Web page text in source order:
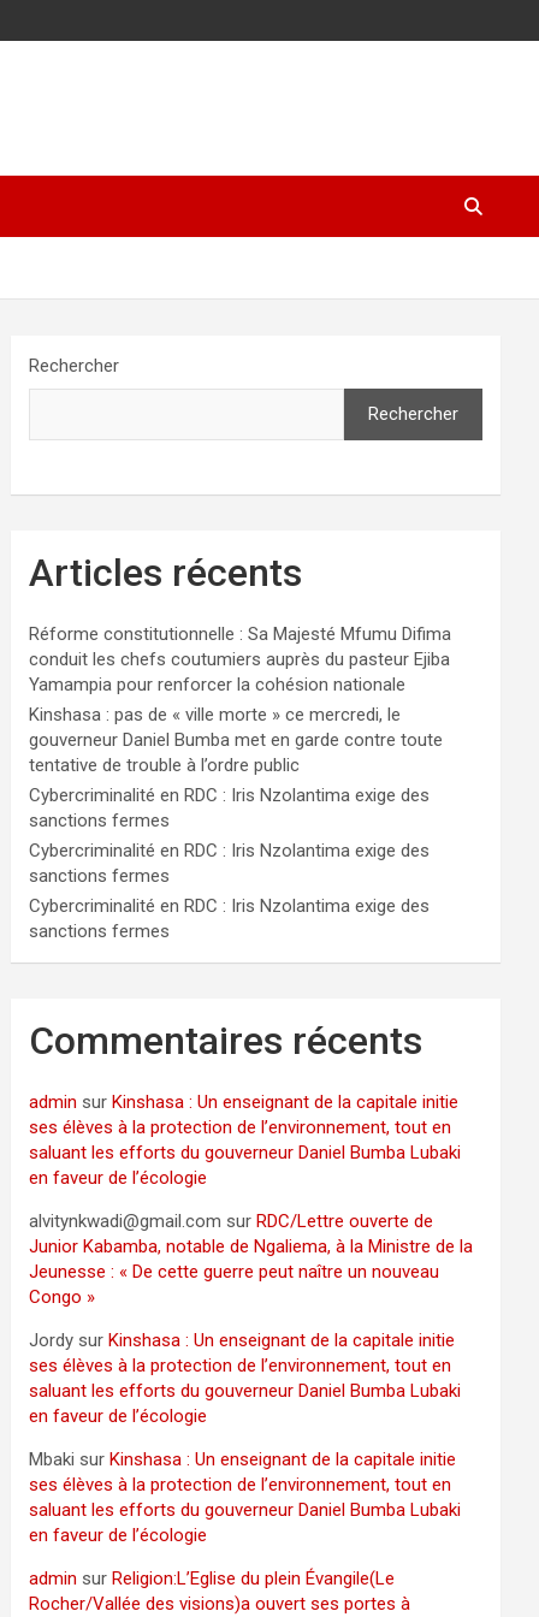
Rechercher
Rechercher
Articles récents
Réforme constitutionnelle : Sa Majesté Mfumu Difima
conduit les chefs coutumiers auprès du pasteur Ejiba
Yamampia pour renforcer la cohésion nationale
Kinshasa : pas de « ville morte » ce mercredi, le
gouverneur Daniel Bumba met en garde contre toute
tentative de trouble à l’ordre public
Cybercriminalité en RDC : Iris Nzolantima exige des
sanctions fermes
Cybercriminalité en RDC : Iris Nzolantima exige des
sanctions fermes
Cybercriminalité en RDC : Iris Nzolantima exige des
sanctions fermes
Commentaires récents
admin surKinshasa : Un enseignant de la capitale initie
ses élèves à la protection de l’environnement, tout en
saluant les efforts du gouverneur Daniel Bumba Lubaki
en faveur de l’écologie
alvitynkwadi@gmail.com surRDC/Lettre ouverte de
Junior Kabamba, notable de Ngaliema, à la Ministre de la
Jeunesse : « De cette guerre peut naître un nouveau
Congo »
Jordy surKinshasa : Un enseignant de la capitale initie
ses élèves à la protection de l’environnement, tout en
saluant les efforts du gouverneur Daniel Bumba Lubaki
en faveur de l’écologie
Mbaki surKinshasa : Un enseignant de la capitale initie
ses élèves à la protection de l’environnement, tout en
saluant les efforts du gouverneur Daniel Bumba Lubaki
en faveur de l’écologie
admin surReligion:L’Eglise du plein Évangile(Le
Rocher/Vallée des visions)a ouvert ses portes à